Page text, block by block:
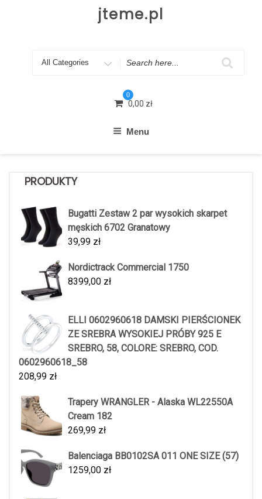
jteme.pl
Search
0
0,00 zł
Menu
PRODUKTY
Bugatti Zestaw 2 par wysokich skarpet
męskich 6702 Granatowy
39,99 zł
Nordictrack Commercial 1750
8399,00 zł
ELLI 0602960618 DAMSKI PIERŚCIONEK
ZE SREBRA WYSOKIEJ PRÓBY 925 E
SREBRO, 58, COLORE: SREBRO, COD.
0602960618_58
208,99 zł
Trapery WRANGLER - Alaska WL22550A
Cream 182
269,99 zł
Balenciaga BB0102SA 011 ONE SIZE (57)
1259,00 zł